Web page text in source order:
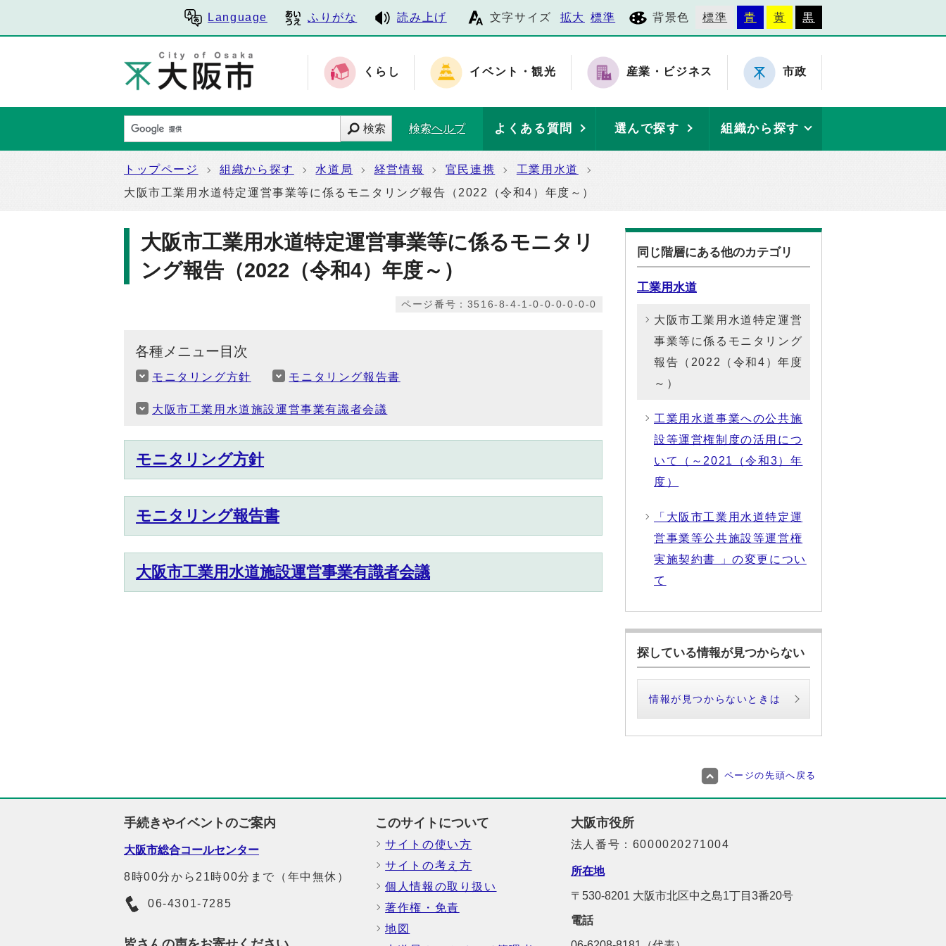
Language ふりがな 読み上げ 文字サイズ 拡大 標準 背景色 標準 青 黄 黒
くらし イベント・観光 産業・ビジネス 市政
検索 検索ヘルプ よくある質問 選んで探す 組織から探す
トップページ 組織から探す 水道局 経営情報 官民連携
工業用水道
大阪市工業用水道特定運営事業等に係るモニタリング報告（2022（令和4）年度～）
大阪市工業用水道特定運営事業等に係るモニタリ
ング報告（2022（令和4）年度～）
ページ番号：3516-8-4-1-0-0-0-0-0-0
各種メニュー目次
モニタリング方針 モニタリング報告書
大阪市工業用水道施設運営事業有識者会議
モニタリング方針
モニタリング報告書
大阪市工業用水道施設運営事業有識者会議
同じ階層にある他のカテゴリ
工業用水道
大阪市工業用水道特定運営
事業等に係るモニタリング
報告（2022（令和4）年度
～）
工業用水道事業への公共施
設等運営権制度の活用につ
いて（～2021（令和3）年
度）
「大阪市工業用水道特定運
営事業等公共施設等運営権
実施契約書 」の変更につい
て
探している情報が見つからない
情報が見つからないときは
ページの先頭へ戻る
手続きやイベントのご案内
大阪市総合コールセンター
8時00分から21時00分まで（年中無休）
06-4301-7285
このサイトについて
サイトの使い方
サイトの考え方
個人情報の取り扱い
著作権・免責
地図
大阪市役所
法人番号：6000020271004
所在地
〒530-8201 大阪市北区中之島1丁目3番20号
電話